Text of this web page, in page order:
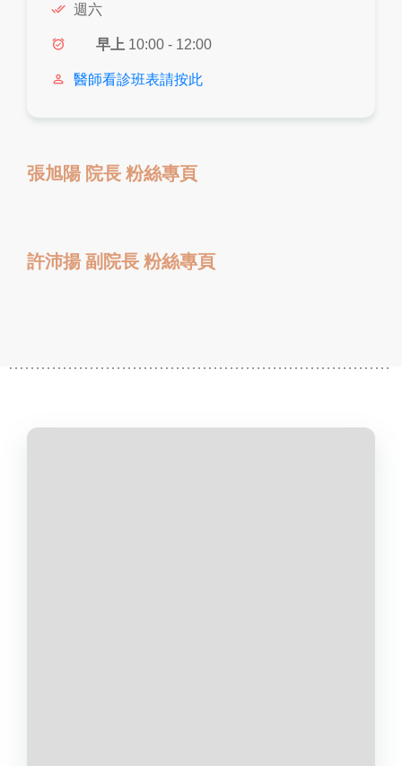
done_all 週六
alarm_on 早上 10:00 - 12:00
person_outline 醫師看診班表請按此
張旭陽 院長 粉絲專頁
許沛揚 副院長 粉絲專頁